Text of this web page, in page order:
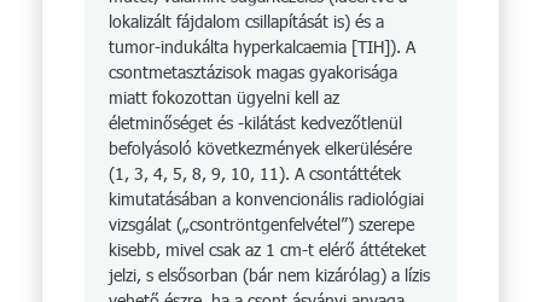
lokalizált fájdalom csillapítását is) és a
tumor-indukálta hyperkalcaemia [TIH]). A
csontmetasztázisok magas gyakorisága
miatt fokozottan ügyelni kell az
életminőséget és -kilátást kedvezőtlenül
befolyásoló következmények elkerülésére
(1, 3, 4, 5, 8, 9, 10, 11). A csontáttétek
kimutatásában a konvencionális radiológiai
vizsgálat („csontröntgenfelvétel”) szerepe
kisebb, mivel csak az 1 cm-t elérő áttéteket
jelzi, s elsősorban (bár nem kizárólag) a lízis